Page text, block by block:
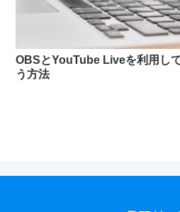
OBSとYouTube Liveを利用し
う方法